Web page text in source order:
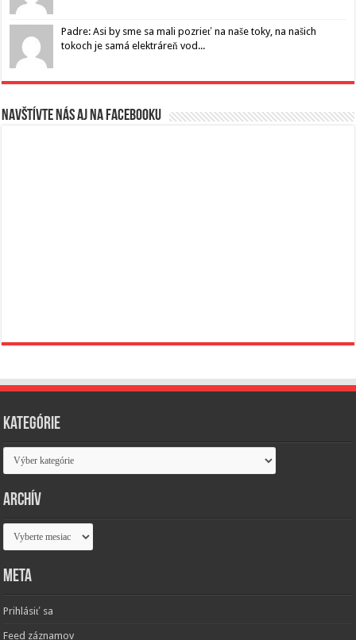
Padre: Asi by sme sa mali pozrieť na naše toky, na našich
tokoch je samá elektráreň vod...
Navštívte nás aj na Facebooku
Kategórie
Kategórie
Archív
Archív
Meta
Prihlásiť sa
Feed záznamov